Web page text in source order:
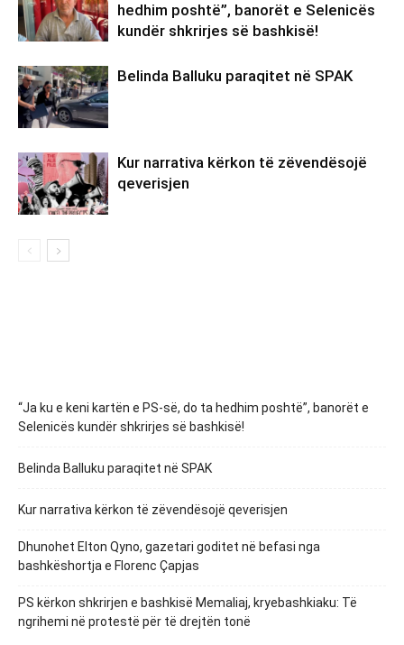
hedhim poshtë”, banorët e Selenicës
kundër shkrirjes së bashkisë!
Belinda Balluku paraqitet në SPAK
Kur narrativa kërkon të zëvendësojë
qeverisjen
“Ja ku e keni kartën e PS-së, do ta hedhim poshtë”, banorët e
Selenicës kundër shkrirjes së bashkisë!
Belinda Balluku paraqitet në SPAK
Kur narrativa kërkon të zëvendësojë qeverisjen
Dhunohet Elton Qyno, gazetari goditet në befasi nga
bashkëshortja e Florenc Çapjas
PS kërkon shkrirjen e bashkisë Memaliaj, kryebashkiaku: Të
ngrihemi në protestë për të drejtën tonë